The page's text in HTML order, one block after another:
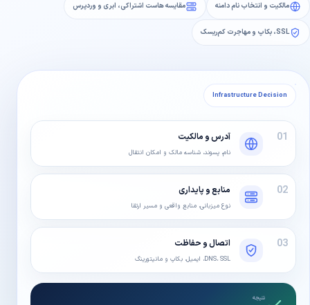
مالکیت و انتخاب نام دامنه مقایسه هاست اشتراکی، ابری و وردپرس
SSL، بکاپ و مهاجرت کم‌ریسک
Infrastructure Decision
01 آدرس و مالکیت
نام، پسوند، شناسه مالک و امکان انتقال
02 منابع و پایداری
نوع میزبانی، منابع واقعی و مسیر ارتقا
03 اتصال و حفاظت
DNS، SSL، ایمیل، بکاپ و مانیتورینگ
نتیجه